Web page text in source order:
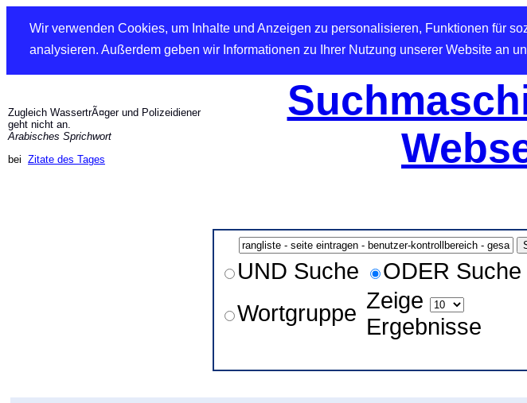
Wir verwenden Cookies, um Inhalte und Anzeigen zu personalisieren, Funktionen für
analysieren. Außerdem geben wir Informationen zu Ihrer Nutzung unserer Website an
Zugleich WassertrÃ¤ger und Polizeidiener
geht nicht an.
Arabisches Sprichwort
bei Zitate des Tages
UND Suche
ODER Suche
Wortgruppe Zeige
Ergebnisse